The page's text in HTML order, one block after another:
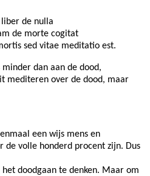
liber de nulla
de morte cogitat
sed vitae meditatio est.
dan aan de dood,
mediteren over de dood, maar
een wijs mens en
de volle honderd procent zijn. Dus
doodgaan te denken. Maar om